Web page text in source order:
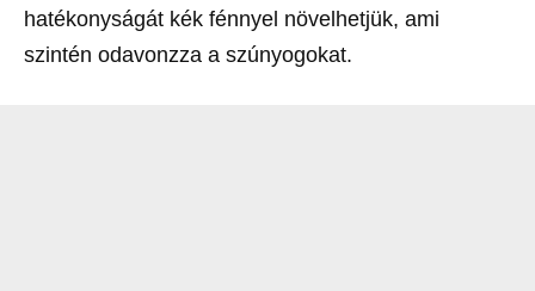
hatékonyságát kék fénnyel növelhetjük, ami
szintén odavonzza a szúnyogokat.